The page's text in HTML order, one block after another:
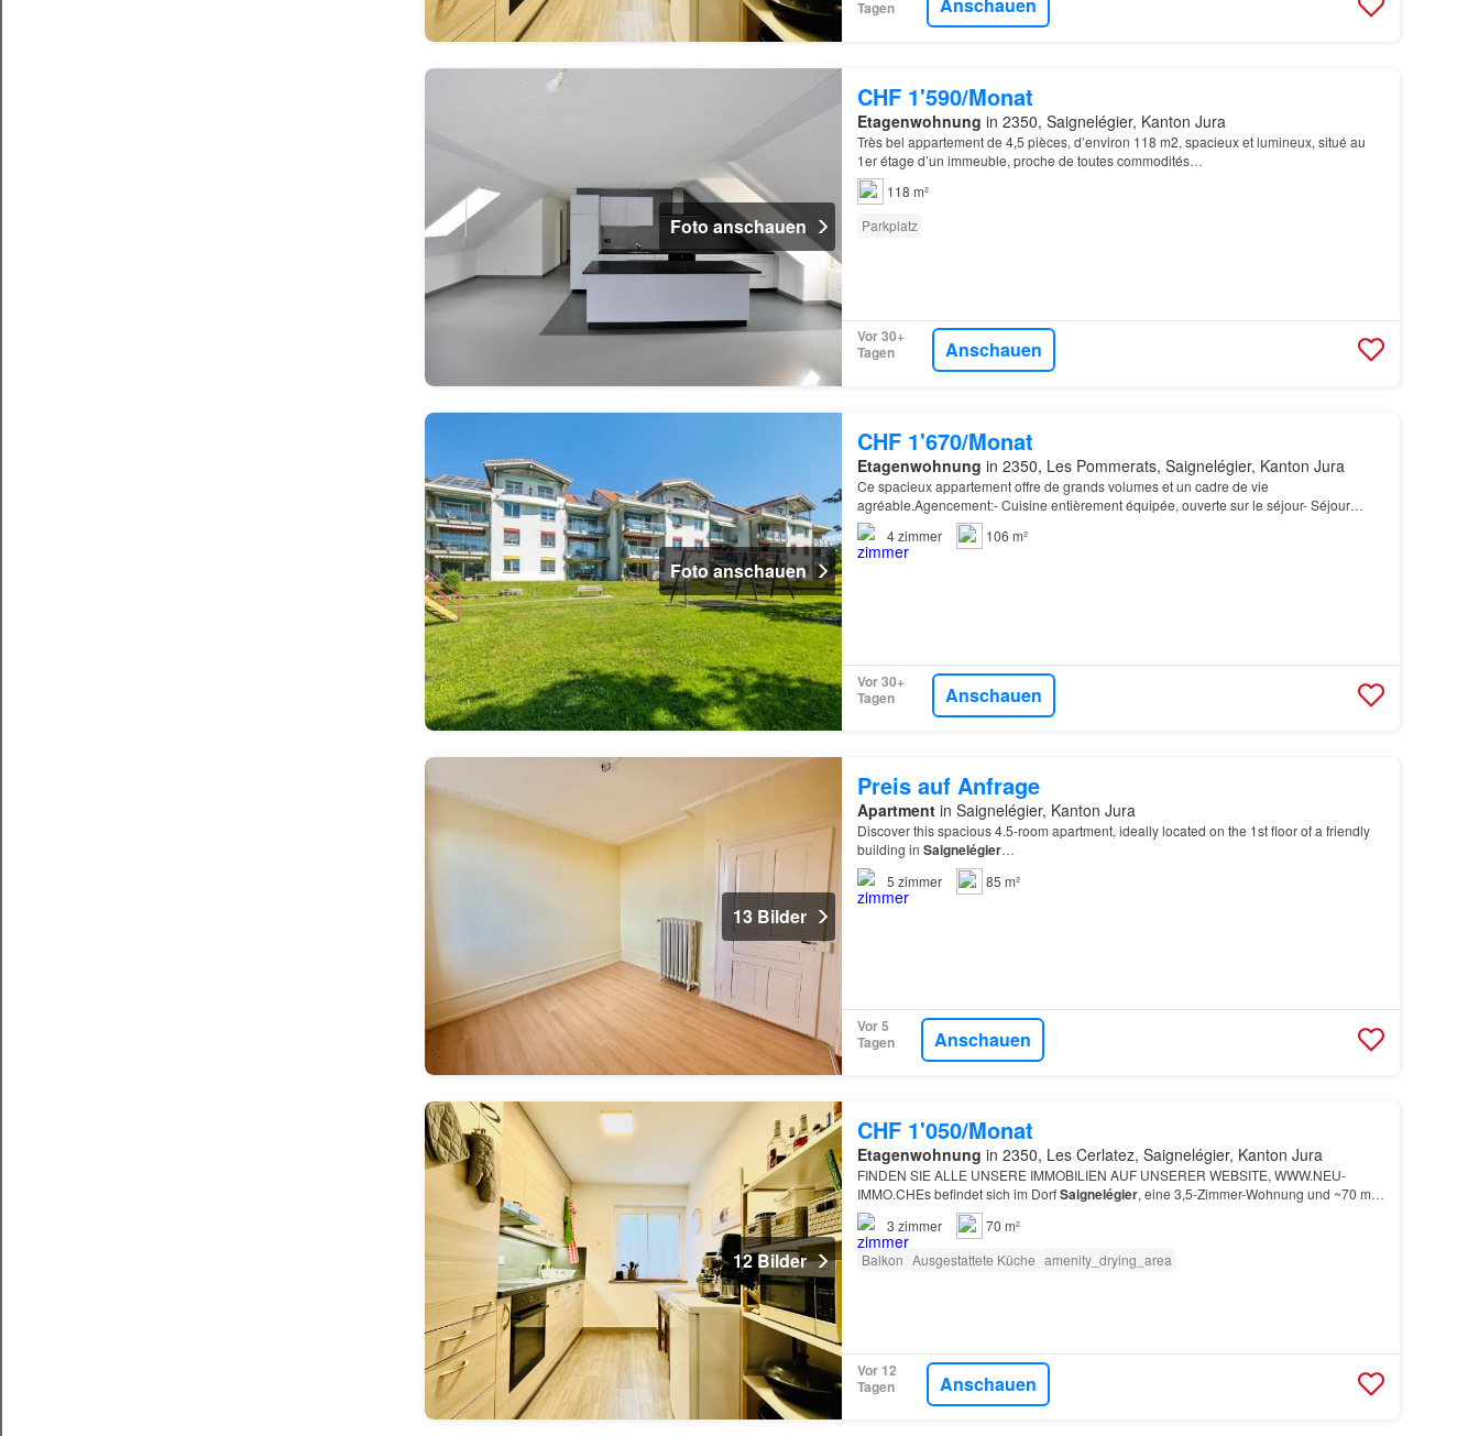
Tagen
Anschauen
Foto anschauen
CHF 1'590/Monat
Etagenwohnung in 2350, Saignelégier, Kanton Jura
Très bel appartement de 4,5 pièces, d’environ 118 m2, spacieux et lumineux, situé au
1er étage d’un immeuble, proche de toutes commodités…
118 m²
Parkplatz
Vor 30+
Tagen
Anschauen
Foto anschauen
CHF 1'670/Monat
Etagenwohnung in 2350, Les Pommerats, Saignelégier, Kanton Jura
Ce spacieux appartement offre de grands volumes et un cadre de vie
agréable.Agencement:- Cuisine entièrement équipée, ouverte sur le séjour- Séjour
lumineux avec baies vitrées et accès à un balcon avec vue dégagée- Trois cham…
4zimmer 106 m²
Vor 30+
Tagen
Anschauen
13 Bilder
Preis auf Anfrage
Apartmentin Saignelégier, Kanton Jura
Discover this spacious 4.5-room apartment, ideally located on the 1st floor of a friendly
building in Saignelégier…
5 zimmer 85 m²
Vor 5
Tagen
Anschauen
12 Bilder
CHF 1'050/Monat
Etagenwohnung in 2350, Les Cerlatez, Saignelégier, Kanton Jura
FINDEN SIE ALLE UNSERE IMMOBILIEN AUF UNSERER WEBSITE, WWW.NEU-
IMMO.CHEs befindet sich im DorfSaignelégier, eine 3,5-Zimmer-Wohnung und ~70 m²
im 2.
3 zimmer
70 m²
Balkon Ausgestattete Küche amenity_drying_area
Vor 12
Tagen
Anschauen